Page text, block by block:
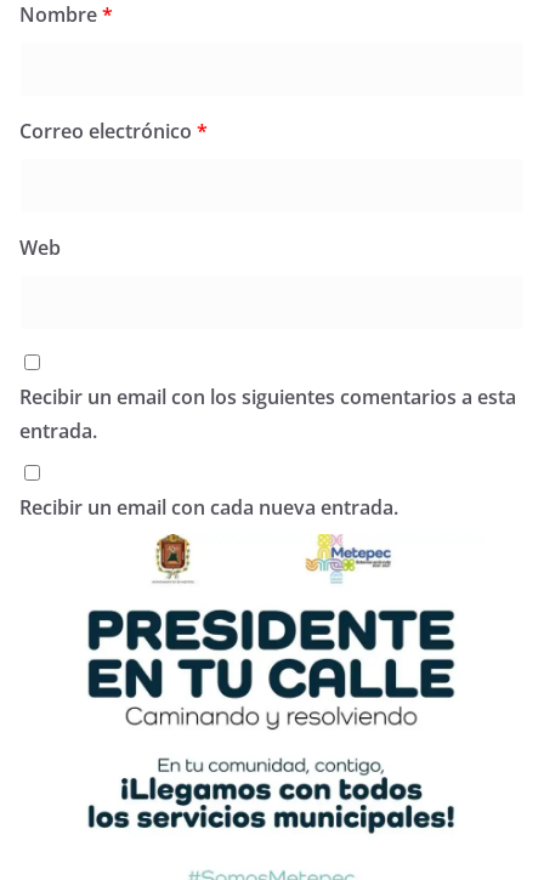
Nombre*
Correo electrónico *
Web
Recibir un email con los siguientes comentarios a esta
entrada.
Recibir un email con cada nueva entrada.